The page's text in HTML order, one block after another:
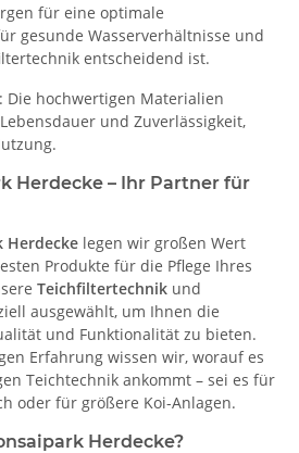
für eine optimale
gesunde Wasserverhältnisse und
entscheidend ist.
: Die hochwertigen Materialien
und Zuverlässigkeit,
Herdecke – Ihr Partner für
Herdecke legen wir großen Wert
Produkte für die Pflege Ihres
Teichfiltertechnik und
ausgewählt, um Ihnen die
und Funktionalität zu bieten.
Erfahrung wissen wir, worauf es
Teichtechnik ankommt – sei es für
oder für größere Koi-Anlagen.
Herdecke?